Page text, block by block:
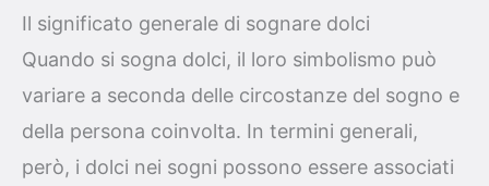
Il significato generale di sognare dolci
Quando si sogna dolci, il loro simbolismo può
variare a seconda delle circostanze del sogno e
della persona coinvolta. In termini generali,
però, i dolci nei sogni possono essere associati